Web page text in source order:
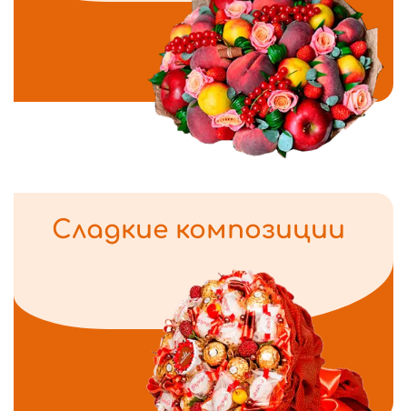
Сладкие композиции